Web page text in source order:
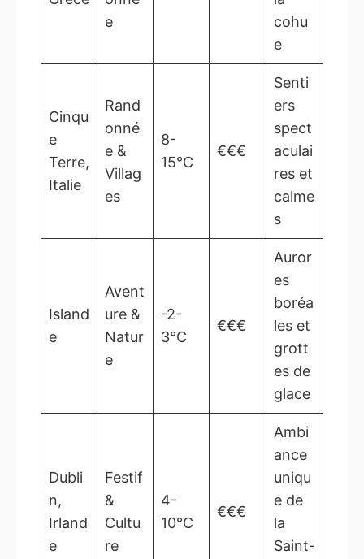
e
cohu
e
Cinqu
e
Terre,
Italie
Rand
onné
e &
Villag
es
8-
15°C
€€€
Senti
ers
spect
aculai
res et
calme
s
Island
e
Avent
ure &
Natur
e
-2-
3°C
€€€
Auror
es
boréa
les et
grott
es de
glace
Dubli
n,
Irland
e
Festif
&
Cultu
re
4-
10°C
€€€
Ambi
ance
uniqu
e de
la
Saint-